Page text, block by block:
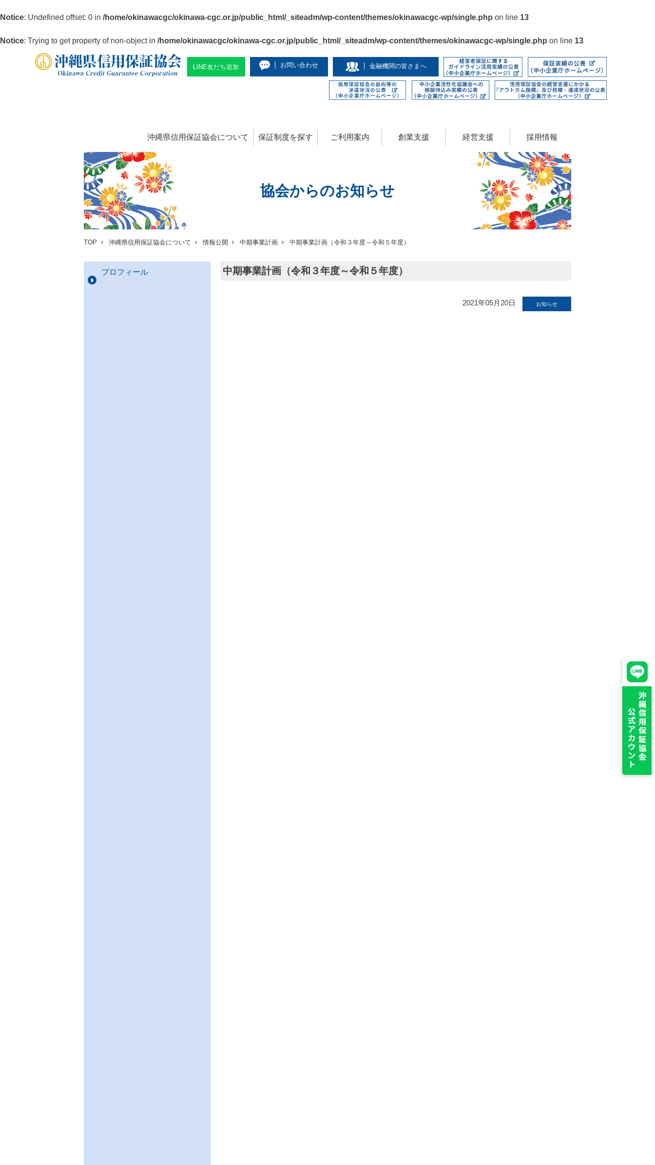
Notice: Undefined offset: 0 in /home/okinawacgc/okinawa-cgc.or.jp/public_html/_siteadm/wp-content/themes/okinawacgc-wp/single.php on line 13
Notice: Trying to get property of non-object in /home/okinawacgc/okinawa-cgc.or.jp/public_html/_siteadm/wp-content/themes/okinawacgc-wp/single.php on line 13
LINE友だち追加 お問い合わせ 金融機関の皆さまへ
沖縄県信用保証協会について 保証制度を探す ご利用案内 創業支援 経営支援 採用情報
協会からのお知らせ
TOP 沖縄県信用保証協会について 情報公開 中期事業計画 中期事業計画（令和３年度～令和５年度）
中期事業計画（令和３年度～令和５年度）
2021年05月20日 お知らせ
プロフィール